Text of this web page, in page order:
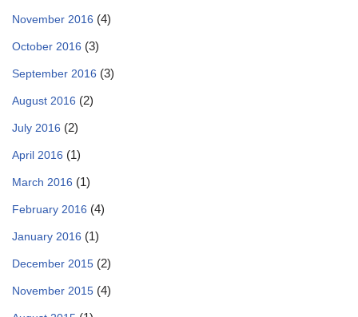
November 2016 (4)
October 2016 (3)
September 2016 (3)
August 2016 (2)
July 2016 (2)
April 2016 (1)
March 2016 (1)
February 2016 (4)
January 2016 (1)
December 2015 (2)
November 2015 (4)